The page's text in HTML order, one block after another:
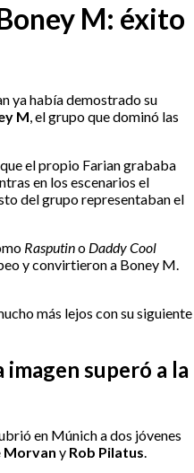
M: éxito
ya había demostrado su
M , el grupo que dominó las
el propio Farian grababa
en los escenarios el
del grupo representaban el
Rasputino Daddy Cool
y convirtieron a Boney M.
más lejos con su siguiente
superó a la
en Múnich a dos jóvenes
Morvan y Rob Pilatus